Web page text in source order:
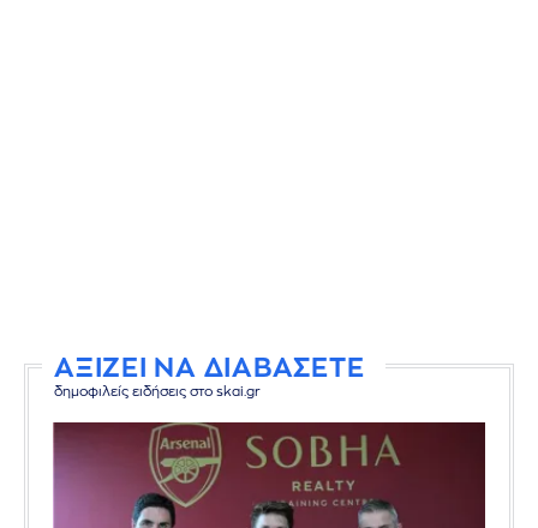
ΑΞΙΖΕΙ ΝΑ ΔΙΑΒΑΣΕΤΕ
δημοφιλείς ειδήσεις στο skai.gr